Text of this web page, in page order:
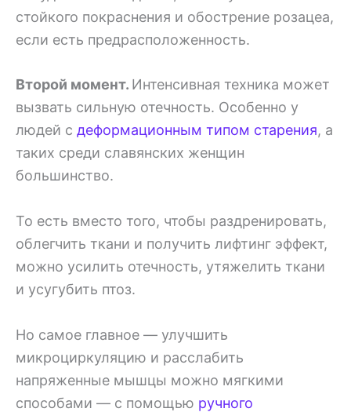
стойкого покраснения и обострение розацеа,
если есть предрасположенность.
Второй момент. Интенсивная техника может
вызвать сильную отечность. Особенно у
людей с деформационным типом старения, а
таких среди славянских женщин
большинство.
То есть вместо того, чтобы раздренировать,
облегчить ткани и получить лифтинг эффект,
можно усилить отечность, утяжелить ткани
и усугубить птоз.
Но самое главное — улучшить
микроциркуляцию и расслабить
напряженные мышцы можно мягкими
способами — с помощью ручного